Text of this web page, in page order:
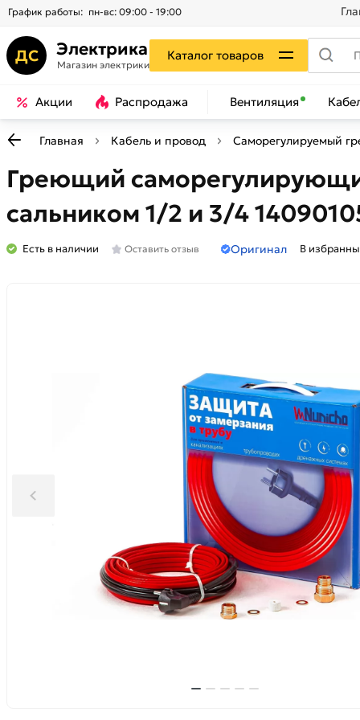
График работы: пн-вс: 09:00 - 19:00
ДС Электрика
Магазин электрики
Каталог товаров
Акции Распродажа Вентиляция
Главная Кабель и провод Саморегулируемый
Греющий
сальником 1/2 и 3/4
Есть в наличии Оставить отзыв Оригинал В